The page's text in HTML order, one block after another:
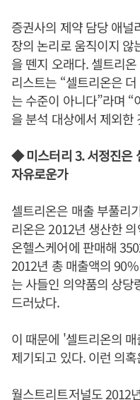
증권사의 제약 담당 애
장의 논리로 움직이지
을 뗀지 오래다. 셀트리
리스트는 “셀트리온은
는 수준이 아니다”라며
을 분석 대상에서 제외한
◆ 미스터리 3. 서정진은
자유로운가
셀트리온은 매출 부풀리
리온은 2012년 생산한
온헬스케어에 판매해
2012년 총 매출액의
는 사들인 의약품의 상
드러났다.
이 때문에 '셀트리온의
제기되고 있다. 이런 의
월스트리트저널도 2012